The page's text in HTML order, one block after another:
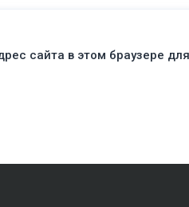
сайта в этом браузере